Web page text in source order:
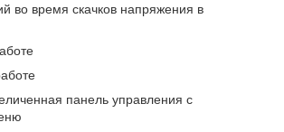
во время скачков напряжения в
панель управления с